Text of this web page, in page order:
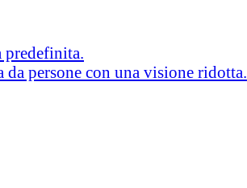
predefinita.
da persone con una visione ridotta.